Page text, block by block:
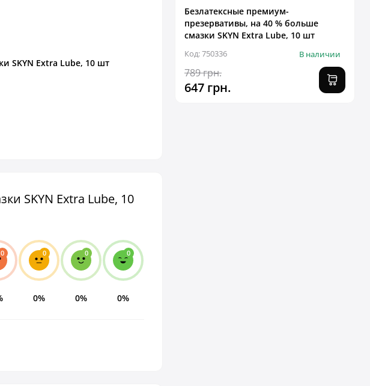
SKYN Extra Lube, 10 шт
SKYN Extra Lube, 10
0 0
0%
0
0%
0
0%
Безлатексные премиум-
презервативы, на 40 % больше
смазки SKYN Extra Lube, 10 шт
Код: 750336 В наличии
789 грн.
647 грн.